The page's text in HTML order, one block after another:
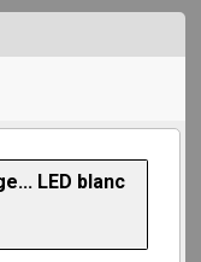
LED blanc